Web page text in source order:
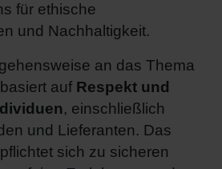
für ethische
und Nachhaltigkeit.
an das Thema
auf Respekt und
, einschließlich
und Lieferanten. Das
sich zu sicheren